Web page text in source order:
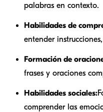
palabras en contexto.
Habilidades de
entender
Formación de
frases y oraciones
Habilidades sociales:
comprender las